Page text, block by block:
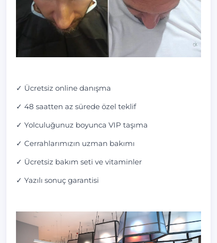
✓ Ücretsiz online danışma
✓ 48 saatten az sürede özel teklif
✓ Yolculuğunuz boyunca VIP taşıma
✓ Cerrahlarımızın uzman bakımı
✓ Ücretsiz bakım seti ve vitaminler
✓ Yazılı sonuç garantisi